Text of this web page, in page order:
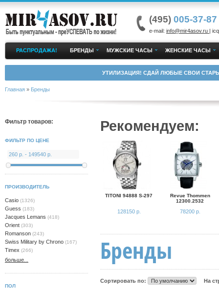
(495) 005-37-87
e-mail: info@mir4asov.ru |
РАСПРОДАЖА! БРЕНДЫ МУЖСКИЕ ЧАСЫ ЖЕНСКИЕ ЧАСЫ
УТИЛИЗАЦИЯ! СДАЙ ЛЮБЫЕ СВОИ
Главная » Бренды
Фильтр товаров:
ФИЛЬТР ПО ЦЕНЕ
ПРОИЗВОДИТЕЛЬ
Casio (1326)
Guess (183)
Jacques Lemans (418)
Orient (303)
Romanson (243)
Swiss Military by Chrono (167)
Timex (266)
больше...
ПОЛ
Рекомендуем:
TITONI 94888 S-297
128150 р.
Revue Thommen
12300.2532
78200 р.
Бренды
Сортировать по: На